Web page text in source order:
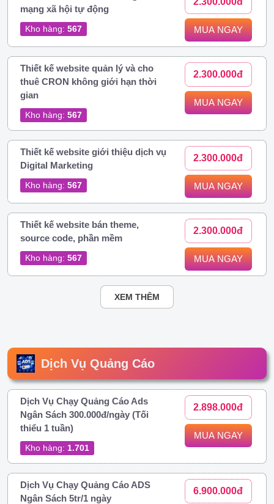
mạng xã hội tự động
Kho hàng: 567 MUA NGAY
Thiết kế website quản lý và cho
thuê CRON không giới hạn thời
gian
Kho hàng: 567
2.300.000đ
MUA NGAY
Thiết kế website giới thiệu dịch vụ
Digital Marketing
Kho hàng: 567
2.300.000đ
MUA NGAY
Thiết kế website bán theme,
source code, phần mềm
Kho hàng: 567
2.300.000đ
MUA NGAY
XEM THÊM
Dịch Vụ Quảng Cáo
Dịch Vụ Chạy Quảng Cáo Ads
Ngân Sách 300.000đ/ngày (Tối
thiểu 1 tuần)
Kho hàng: 1.701
2.898.000đ
MUA NGAY
Dịch Vụ Chạy Quảng Cáo ADS
Ngân Sách 5tr/1 ngày
6.900.000đ